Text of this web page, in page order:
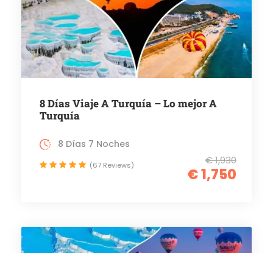
8 Días Viaje A Turquía – Lo mejor A
Turquía
€ 1,930
€ 1,750
8 Días 7 Noches
(67 Reviews)